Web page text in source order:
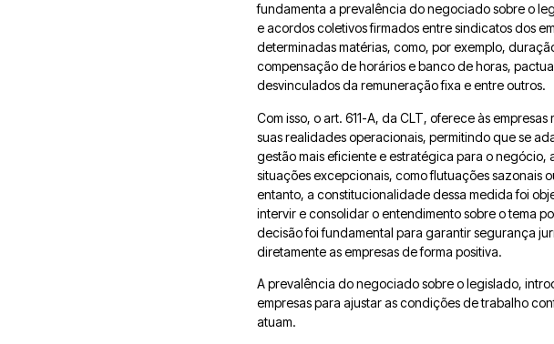
fundamenta a prevalência do negociado sobre o
e acordos coletivos firmados entre sindicatos dos
determinadas matérias, como, por exemplo,
compensação de horários e banco de horas,
desvinculados da remuneração fixa e entre outros.
Com isso, o art. 611-A, da CLT, oferece às
suas realidades operacionais, permitindo que se
gestão mais eficiente e estratégica para o
situações excepcionais, como flutuações sazonais
entanto, a constitucionalidade dessa medida foi
intervir e consolidar o entendimento sobre o tema
decisão foi fundamental para garantir segurança
diretamente as empresas de forma positiva.
A prevalência do negociado sobre o legislado,
empresas para ajustar as condições de trabalho
atuam.